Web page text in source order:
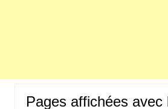
Pages affichées avec